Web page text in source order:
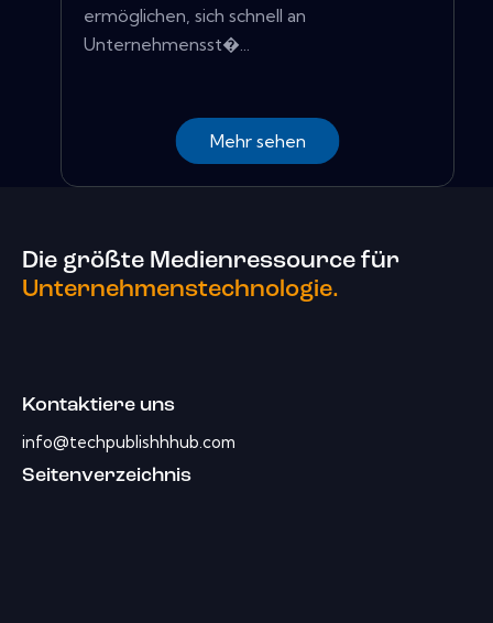
ermöglichen, sich schnell an
Unternehmensst�...
Mehr sehen
Die größte Medienressource für
Unternehmenstechnologie.
Kontaktiere uns
info@techpublishhhub.com
Seitenverzeichnis